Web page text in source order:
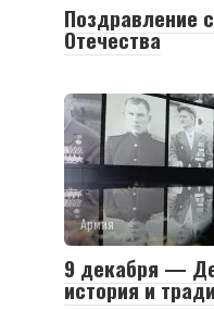
Поздравление
Отечества
Армия
9 декабря —
история и